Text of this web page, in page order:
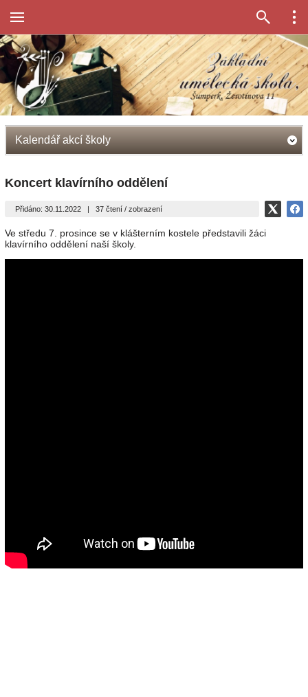
Kalendář akcí školy
Koncert klavírního oddělení
Přidáno: 30.11.2022 | 37 čtení / zobrazení
Ve středu 7. prosince se v klášterním kostele představili žáci
klavírního oddělení naší školy.